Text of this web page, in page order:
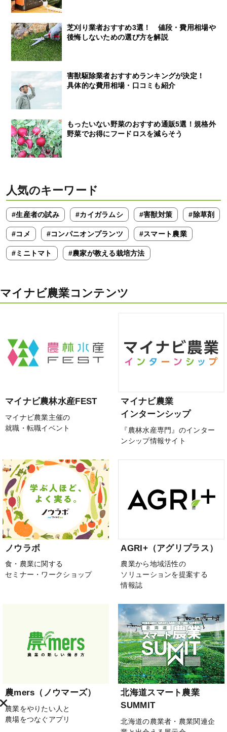
芝刈り業者おすすめ3選！ 値段・費用相場や
後悔しないための選び方を解説
害獣駆除業者おすすめランキングが決定！
具体的な費用相場・口コミも紹介
もったいない野菜のおすすめ通販5選！規格外
野菜でお得にフードロスを減らそう
人気のキーワード
#生産者の試み #カイガラムシ #害獣対策 #除草剤
#コメ #コンパニオンプランツ #スマート農業
#ミニトマト #農家が教える栽培方法
マイナビ農業コンテンツ
マイナビ農林水産FEST
マイナビ農業主催の
就職・転職イベント
マイナビ農業
インターンシップ
『農林水産専門』のインター
ンシップ情報サイト
ノウラボ
食・農業に関する
セミナー・ワークショップ
AGRI+（アグリプラス）
農業から地域活性の
ソリューションを提案する
情報誌
農mers（ノウマーズ）
農業をやりたい人と
農場をつなぐアプリ
北海道スマート農業
SUMMIT
北海道の農業者・農業関連企